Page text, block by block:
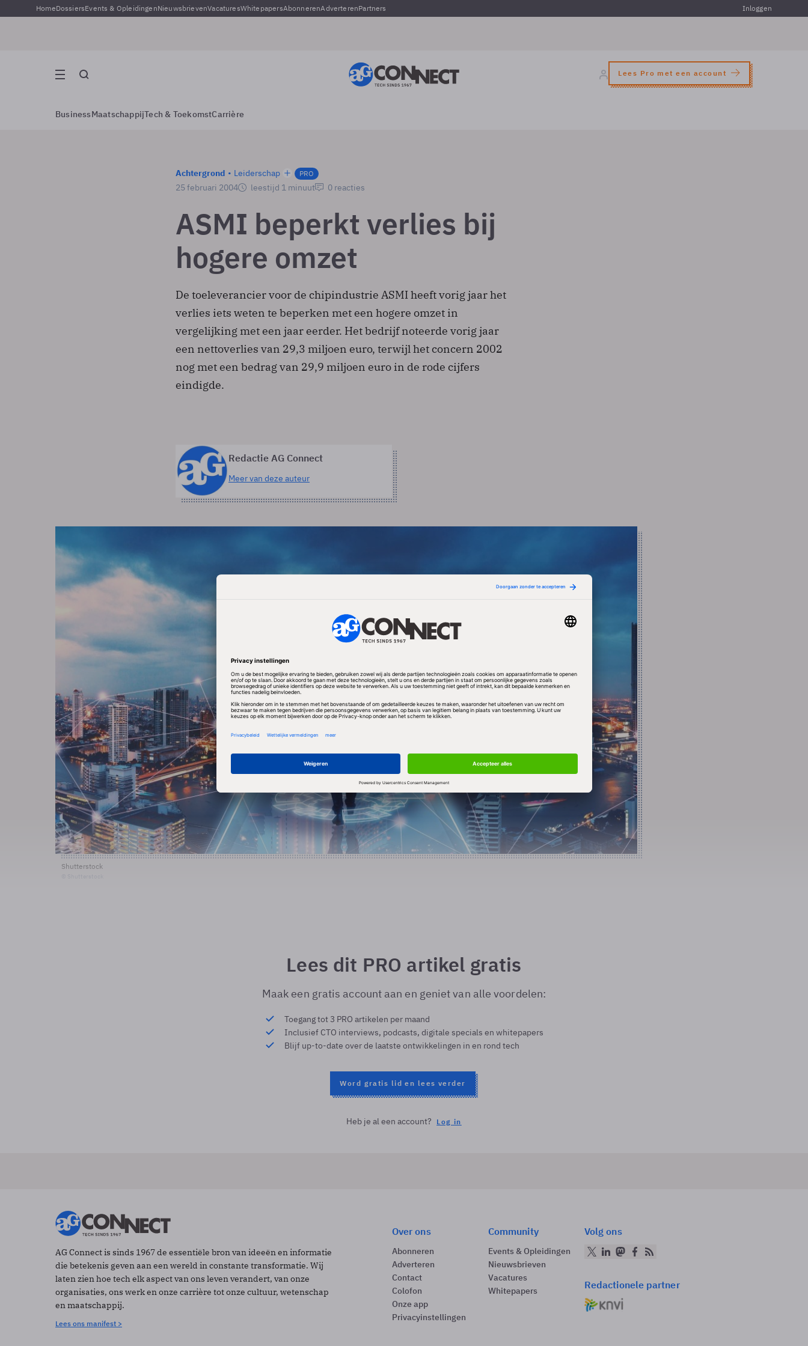
HomeDossiersEvents & OpleidingenNieuwsbrievenVacaturesWhitepapersAbonnerenAdverterenPartners Inloggen
Lees Pro met een account
BusinessMaatschappijTech & ToekomstCarrière
Achtergrond Leiderschap PRO
25 februari 2004 leestijd 1 minuut 0 reacties
ASMI beperkt verlies bij
hogere omzet
De toeleverancier voor de chipindustrie ASMI heeft vorig jaar het
verlies iets weten te beperken met een hogere omzet in
vergelijking met een jaar eerder. Het bedrijf noteerde vorig jaar
een nettoverlies van 29,3 miljoen euro, terwijl het concern 2002
nog met een bedrag van 29,9 miljoen euro in de rode cijfers
eindigde.
Redactie AG Connect
Meer van deze auteur
Shutterstock
Lees dit PRO artikel gratis
Maak een gratis account aan en geniet van alle voordelen:
Toegang tot 3 PRO artikelen per maand
Inclusief CTO interviews, podcasts, digitale specials en whitepapers
Blijf up-to-date over de laatste ontwikkelingen in en rond tech
Word gratis lid en lees verder
Heb je al een account? Log in
AG Connect is sinds 1967 de essentiële bron van ideeën en informatie
die betekenis geven aan een wereld in constante transformatie. Wij
laten zien hoe tech elk aspect van ons leven verandert, van onze
organisaties, ons werk en onze carrière tot onze cultuur, wetenschap
en maatschappij.
Lees ons manifest >
Over ons
Abonneren
Adverteren
Contact
Colofon
Onze app
Privacyinstellingen
Community
Events & Opleidingen
Nieuwsbrieven
Vacatures
Whitepapers
Volg ons
Redactionele partner